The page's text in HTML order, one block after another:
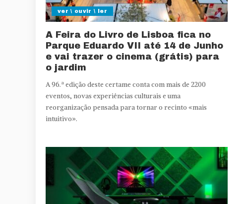
ver \ ouvir \ ler
A Feira do Livro de Lisboa fica no
Parque Eduardo VII até 14 de Junho
e vai trazer o cinema (grátis) para
o jardim
A 96.ª edição deste certame conta com mais de 2200
eventos, novas experiências culturais e uma
reorganização pensada para tornar o recinto «mais
intuitivo».